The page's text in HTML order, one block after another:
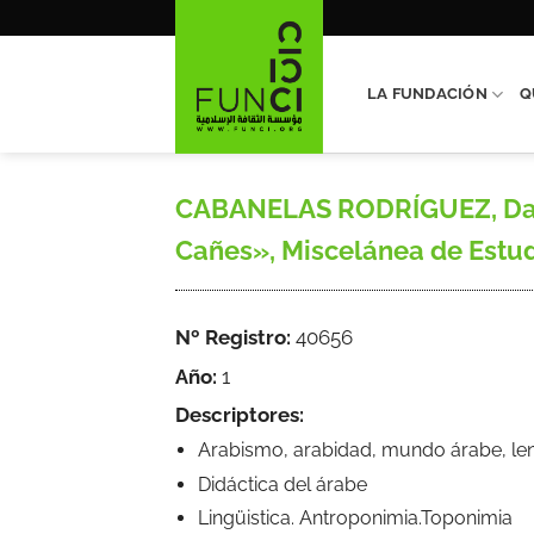
LA FUNDACIÓN
CABANELAS RODRÍGUEZ,
Cañes», Miscelánea de
Nº Registro: 40656
Año: 1
Descriptores:
Arabismo, arabidad, mundo árabe,
Didáctica del árabe
Lingüistica. Antroponimia.Toponimia